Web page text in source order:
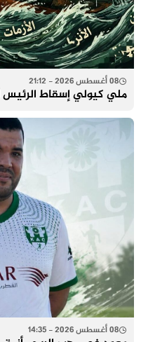
08 أغسطس 2026 - 21:12
ملي كيولي إسقاط
08 أغسطس 2026 - 14:35